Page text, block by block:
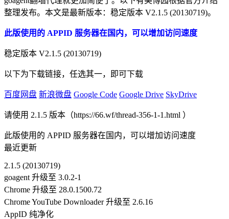
整理发布。本文是最新版本：稳定版本 V2.1.5 (20130719)。
此版使用的 APPID 服务器在国内，可以增加访问速度
稳定版本 V2.1.5 (20130719)
以下为下载链接，任选其一，即可下载
百度网盘 新浪微盘 Google Code Google Drive SkyDrive
请使用 2.1.5 版本（https://66.wf/thread-356-1-1.html ）
此版使用的 APPID 服务器在国内，可以增加访问速度
最近更新
2.1.5 (20130719)
goagent 升级至 3.0.2-1
Chrome 升级至 28.0.1500.72
Chrome YouTube Downloader 升级至 2.6.16
AppID 纯净化